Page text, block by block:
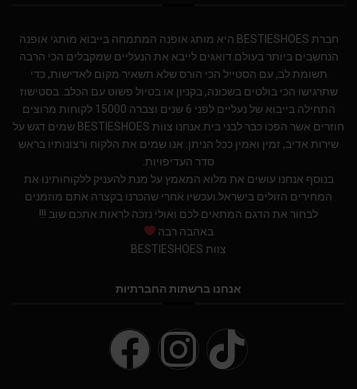
חברת BESTIESHOES היא מותג אופנה המתמחה בייבוא מותגי אופנה
הנחשבים ביותר בעולם.דואגים לייבא את הנעליים שמקבלים הכי הרבה
תשומת לב, עם הסטייל הכי הורס שלא תשאיר מקום לאדישות, כדי
שתרגישו הכי בולטים בשכונה, בקניון או בטיול פשוט עם הכלב. בסטישוז
התחילה בייבוא של נעליים לפני 6 שנים וצברה 15000 לקוחות מרוצים
חוזרים אשר הפכו כבר לבני בית.אנחנו צוות BESTIESHOES שמים דגש על
שירות אדיב, זמין ואמין ככל הניתן. אנו שמים את הלקוח ורצונותיו בראש
סדר העדיפויות.
בנוסף אנחנו עושים את מלוא המאמץ על מנת להעניק ללקוחותינו את
המחירים הזולים בישראל.ועכשיו אחרי שהכרנו בקצרה אתם מוזמנים
לבחור את הדגם המתאים לכם ואולי נזכה לראות אתכם שוב !!!
באהבה רבה
צוות BESTIESHOES
אנחנו ברשתות החברתיות